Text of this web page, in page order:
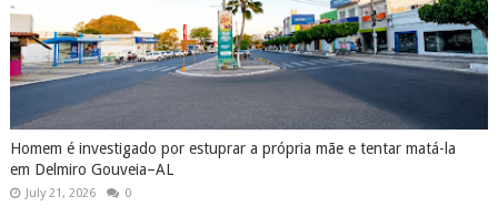
Homem é investigado por estuprar a própria mãe e tentar matá-la
em Delmiro Gouveia–AL
July 21, 2026 0